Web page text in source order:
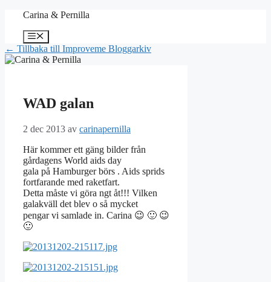
Hoppa
innehåll
Carina & Pernilla
Meny
← Tillbaka till Improveme Bloggarkiv
WAD galan
2 dec 2013 av carinapernilla
Här kommer ett gäng bilder från
gårdagens World aids day
gala på Hamburger börs . Aids sprids
fortfarande med raketfart.
Detta måste vi göra ngt åt!!! Vilken
galakväll det blev o så mycket
pengar vi samlade in. Carina 😉 🙂 😉
🙂